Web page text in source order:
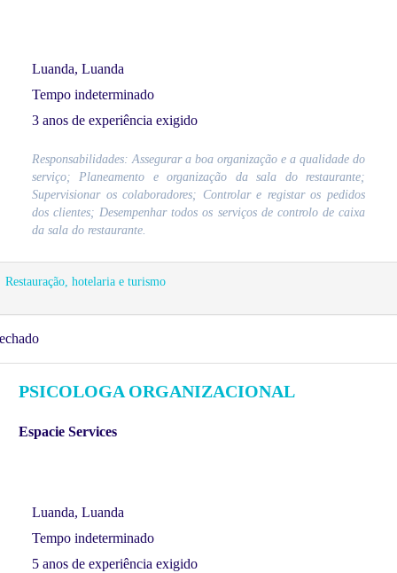
Luanda, Luanda
Tempo indeterminado
3 anos de experiência exigido
Responsabilidades: Assegurar a boa organização e a qualidade do
serviço; Planeamento e organização da sala do restaurante;
Supervisionar os colaboradores; Controlar e registar os pedidos
dos clientes; Desempenhar todos os serviços de controlo de caixa
da sala do restaurante.
Restauração, hotelaria e turismo
PSICOLOGA ORGANIZACIONAL
Espacie Services
Luanda, Luanda
Tempo indeterminado
5 anos de experiência exigido